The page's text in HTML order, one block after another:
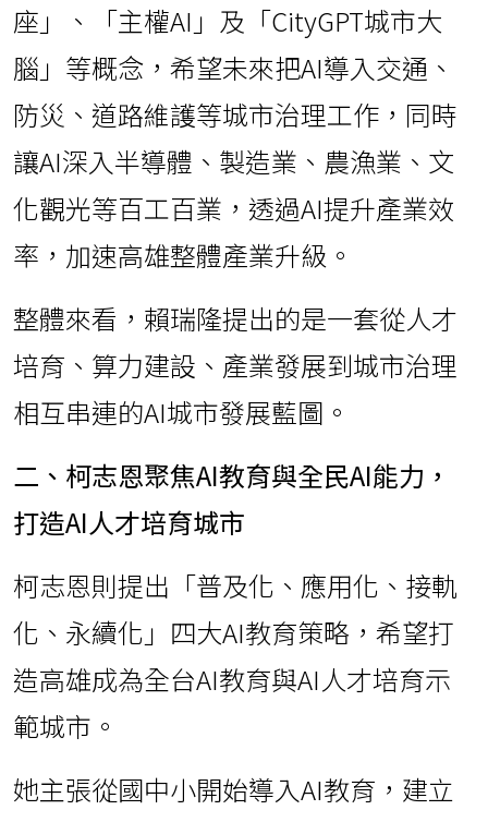
座」、「主權AI」及「CityGPT城市大
腦」等概念，希望未來把AI導入交通、
防災、道路維護等城市治理工作，同時
讓AI深入半導體、製造業、農漁業、文
化觀光等百工百業，透過AI提升產業效
率，加速高雄整體產業升級。
整體來看，賴瑞隆提出的是一套從人才
培育、算力建設、產業發展到城市治理
相互串連的AI城市發展藍圖。
二、柯志恩聚焦AI教育與全民AI能力，
打造AI人才培育城市
柯志恩則提出「普及化、應用化、接軌
化、永續化」四大AI教育策略，希望打
造高雄成為全台AI教育與AI人才培育示
範城市。
她主張從國中小開始導入AI教育，建立